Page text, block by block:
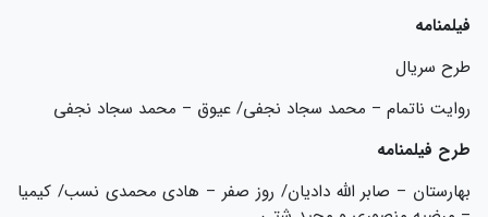
فیلمنامه
طرح سریال
روایت ناتمام – محمد سجاد نجفی/ عیوق – محمد سجاد نجفی
طرح فیلمنامه
بهارستان – صابر الله دادیان/ روز صفر – هادی محمدی نسب/ کیمیا